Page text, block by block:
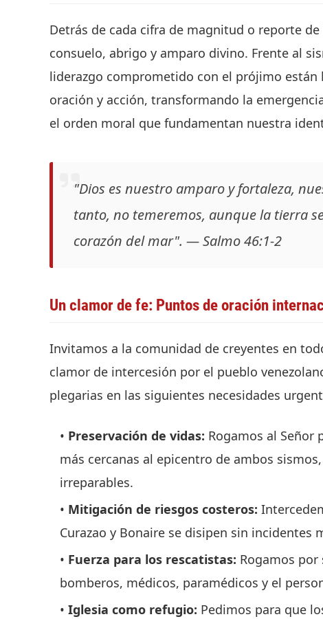
Detrás de cada cifra de magnitud o reporte
consuelo, abrigo y amparo divino. Frente al
liderazgo comprometido con el prójimo
oración y acción, transformando la
el orden moral que fundamentan nuestra
"Dios es nuestro amparo y fortaleza,
tanto, no temeremos, aunque la tierra
corazón del mar". — Salmo 46:1-2
Un clamor de fe: Puntos de oración
Invitamos a la comunidad de creyentes en
clamor de intercesión por el pueblo
plegarias en las siguientes necesidades
Preservación de vidas: Rogamos al Señor
más cercanas al epicentro de ambos
irreparables.
Mitigación de riesgos costeros:
Curazao y Bonaire se disipen sin incidentes
Fuerza para los rescatistas: Rogamos
bomberos, médicos, paramédicos y el
Iglesia como refugio: Pedimos para que